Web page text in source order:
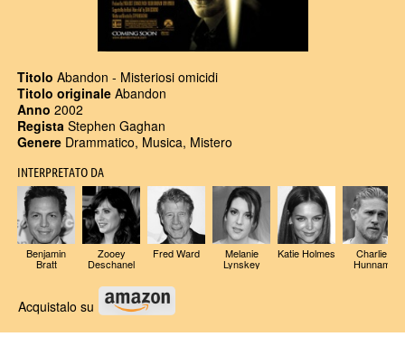
Titolo Abandon - Misteriosi omicidi
Titolo originale Abandon
Anno 2002
Regista Stephen Gaghan
Genere Drammatico, Musica, Mistero
INTERPRETATO DA
Benjamin
Bratt
Zooey
Deschanel
Fred Ward Melanie
Lynskey
Katie Holmes Charlie
Hunnam
Acquistalo su